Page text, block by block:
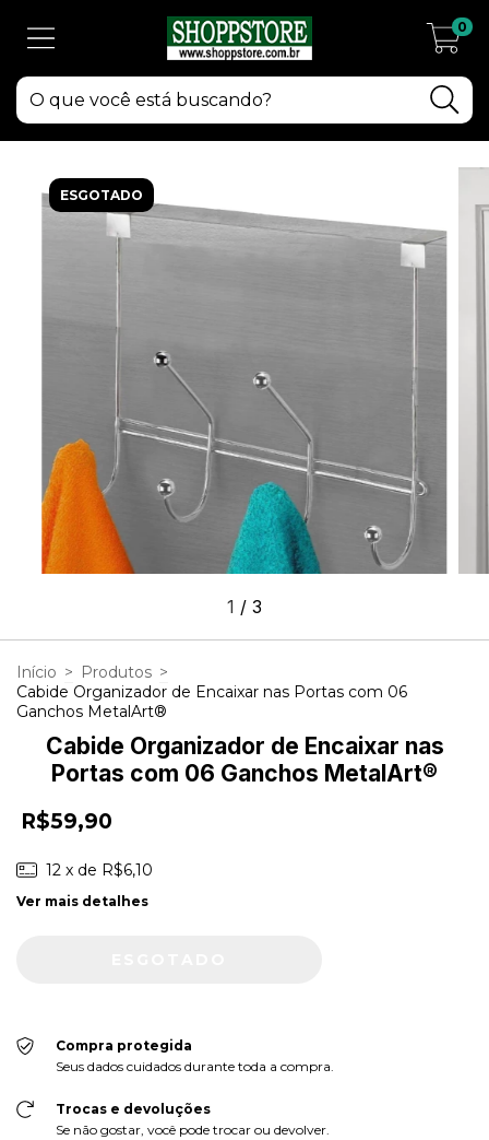
0
ESGOTADO
1 / 3
Início > Produtos >
Cabide Organizador de Encaixar nas Portas com 06
Ganchos MetalArt®
Cabide Organizador de Encaixar nas
Portas com 06 Ganchos MetalArt®
R$59,90
12 x de R$6,10
Ver mais detalhes
Compra protegida
Seus dados cuidados durante toda a compra.
Trocas e devoluções
Se não gostar, você pode trocar ou devolver.